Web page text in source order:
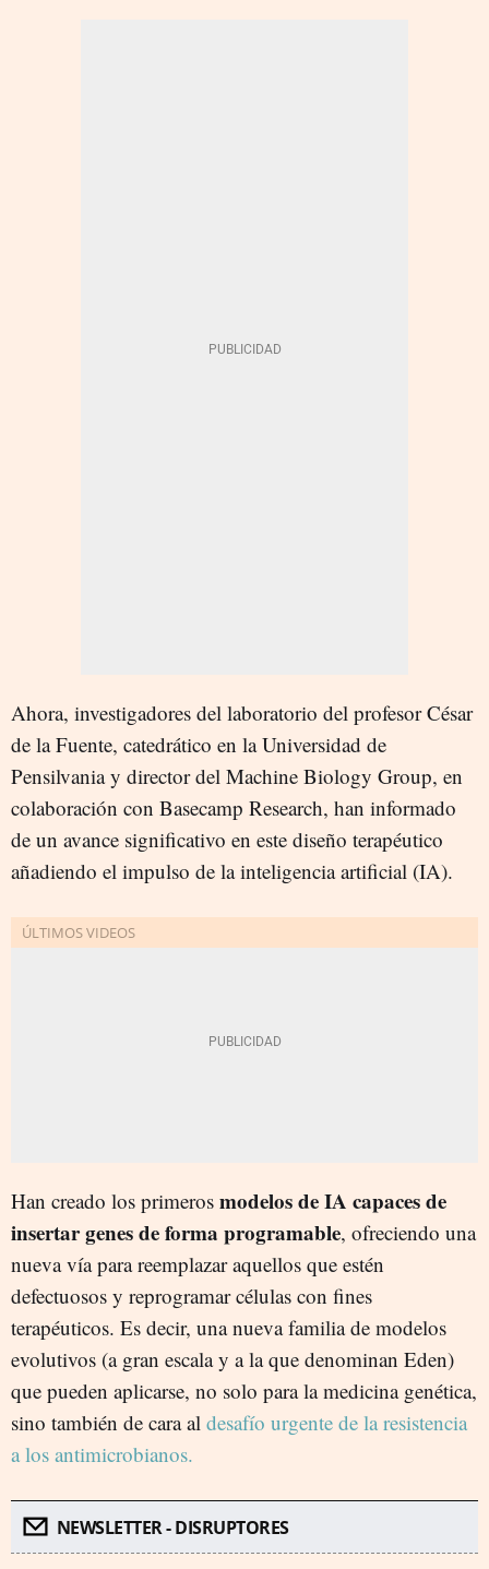
Ahora, investigadores del laboratorio del profesor César
de la Fuente, catedrático en la Universidad de
Pensilvania y director del Machine Biology Group, en
colaboración con Basecamp Research, han informado
de un avance significativo en este diseño terapéutico
añadiendo el impulso de la inteligencia artificial (IA).
Han creado los primeros modelos de IA capaces de
insertar genes de forma programable, ofreciendo una
nueva vía para reemplazar aquellos que estén
defectuosos y reprogramar células con fines
terapéuticos. Es decir, una nueva familia de modelos
evolutivos (a gran escala y a la que denominan Eden)
que pueden aplicarse, no solo para la medicina genética,
sino también de cara al desafío urgente de la resistencia
a los antimicrobianos.
NEWSLETTER - DISRUPTORES